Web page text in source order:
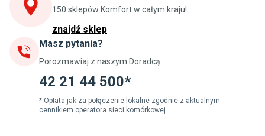
Szafki pod zlewozmywak
Blaty kuchenne laminowane
Jadalnia
Stoły do jadalni
Krzesła do jadalni
Dywany szare
Lampy w stylu loftowym
Lampy wiszące do jadalni
150 sklepów Komfort w całym kraju!
znajdź sklep
Masz pytania?
Porozmawiaj z naszym Doradcą
42 21 44 500*
* Opłata jak za połączenie lokalne zgodnie z aktualnym
cennikiem operatora sieci komórkowej.